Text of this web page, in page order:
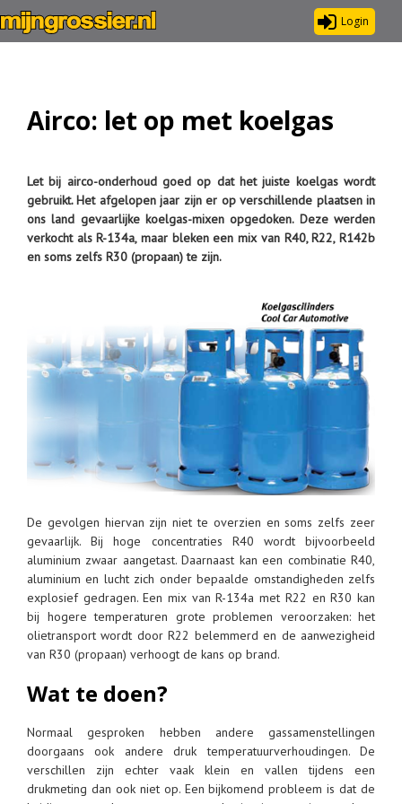
Login
Airco: let op met koelgas
Let bij airco-onderhoud goed op dat het juiste koelgas wordt
gebruikt.Het afgelopen jaar zijn er op verschillende plaatsen in
ons land gevaarlijke koelgas-mixen opgedoken. Deze werden
verkocht als R-134a, maar bleken een mix van R40, R22, R142b
en soms zelfs R30 (propaan) te zijn.
De gevolgen hiervan zijn niet te overzien en soms zelfs zeer
gevaarlijk. Bij hoge concentraties R40 wordt bijvoorbeeld
aluminium zwaar aangetast. Daarnaast kan een combinatie R40,
aluminium en lucht zich onder bepaalde omstandigheden zelfs
explosief gedragen. Een mix van R-134a met R22 en R30 kan
bij hogere temperaturen grote problemen veroorzaken: het
olietransport wordt door R22 belemmerd en de aanwezigheid
van R30 (propaan) verhoogt de kans op brand.
Wat te doen?
Normaal gesproken hebben andere gassamenstellingen
doorgaans ook andere druk temperatuurverhoudingen. De
verschillen zijn echter vaak klein en vallen tijdens een
drukmeting dan ook niet op. Een bijkomend probleem is dat de